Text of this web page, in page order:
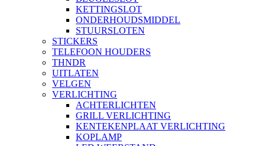
KETTINGSLOT
ONDERHOUDSMIDDEL
STUURSLOTEN
STICKERS
TELEFOON HOUDERS
THNDR
UITLATEN
VELGEN
VERLICHTING
ACHTERLICHTEN
GRILL VERLICHTING
KENTEKENPLAAT VERLICHTING
KOPLAMP